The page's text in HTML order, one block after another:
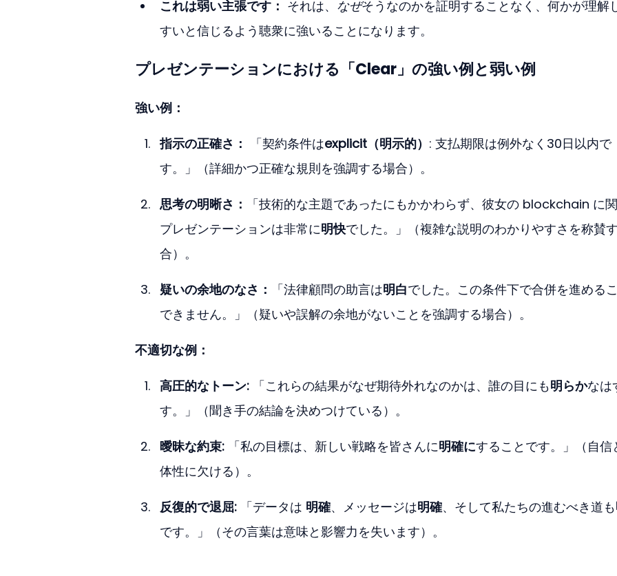
これは弱い主張です： それは、 なぜそうなのかを証明することなく、何かが理解
すいと信じるよう聴衆に強いることになります。
プレゼンテーションにおける「Clear」の強い例と弱い例
強い例：
指示の正確さ： 「契約条件はexplicit（明示的） : 支払期限は例外なく30日以内で
す。」（詳細かつ正確な規則を強調する場合）。
思考の明晰さ：
「技術的な主題であったにもかかわらず、彼女の blockchain に
プレゼンテーションは非常に明快でした。」（複雑な説明のわかりやすさを称賛
合）。
疑いの余地のなさ： 「法律顧問の助言は明白でした。この条件下で合併を進める
できません。」（疑いや誤解の余地がないことを強調する場合）。
不適切な例：
高圧的なトーン: 「これらの結果がなぜ期待外れなのかは、誰の目にも明らかなは
す。」（聞き手の結論を決めつけている）。
曖昧な約束: 「私の目標は、新しい戦略を皆さんに明確にすることです。」（自信
体性に欠ける）。
反復的で退屈: 「データは 明確、メッセージは明確、そして私たちの進むべき道も
です。」（その言葉は意味と影響力を失います）。